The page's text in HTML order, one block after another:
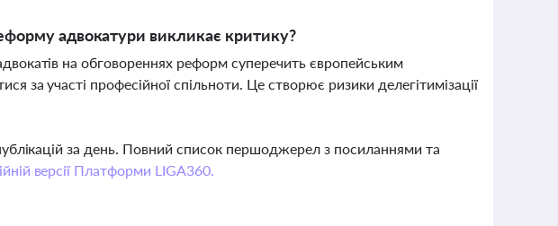
адвокатури викликає критику?
на обговореннях реформ суперечить європейським
за участі професійної спільноти. Це створює ризики делегітимізації
за день. Повний список першоджерел з посиланнями та
версії Платформи LIGA360.